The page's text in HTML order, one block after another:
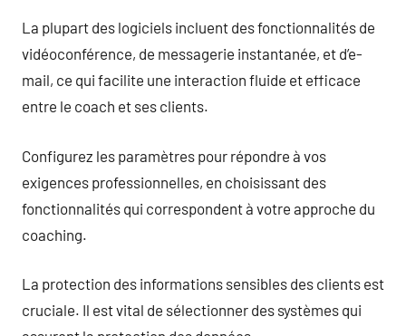
La plupart des logiciels incluent des fonctionnalités de
vidéoconférence, de messagerie instantanée, et d’e-
mail, ce qui facilite une interaction fluide et efficace
entre le coach et ses clients.
Configurez les paramètres pour répondre à vos
exigences professionnelles, en choisissant des
fonctionnalités qui correspondent à votre approche du
coaching.
La protection des informations sensibles des clients est
cruciale. Il est vital de sélectionner des systèmes qui